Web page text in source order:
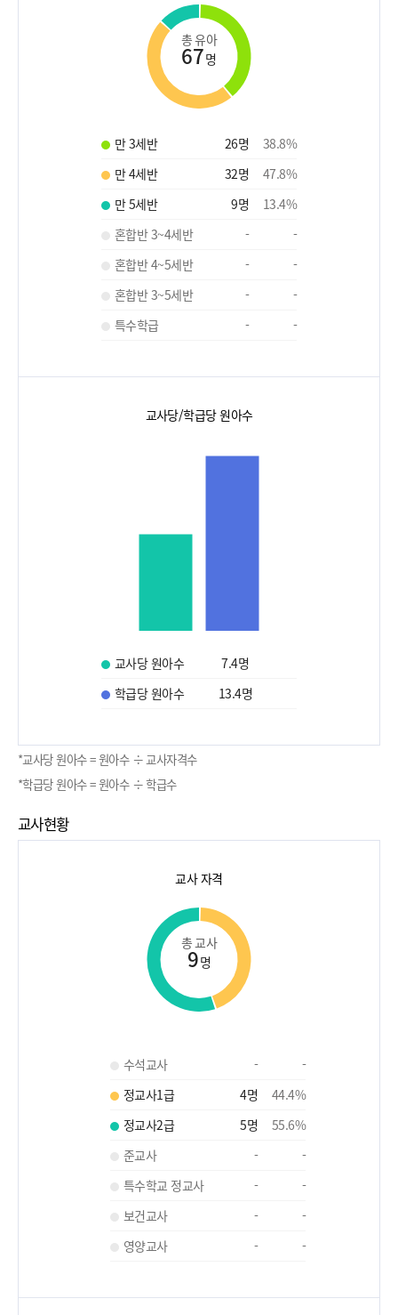
총 유아
67명
만 3세반 26명 38.8%
만 4세반
32명 47.8%
만 5세반
9명 13.4%
혼합반 3~4세반
-
-
혼합반 4~5세반
-
-
혼합반 3~5세반
-
-
특수학급
- -
교사당/학급당 원아수
교사당 원아수 7.4명
학급당 원아수
13.4명
*교사당 원아수 = 원아수 ÷ 교사자격수
*학급당 원아수 = 원아수 ÷ 학급수
교사현황
교사 자격
총 교사
9명
수석교사 -
-
정교사1급
4명 44.4%
정교사2급
5명 55.6%
준교사
-
-
특수학교 정교사
-
-
보건교사
-
-
영양교사
- -